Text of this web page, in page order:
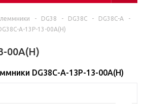
- DG38 - DG38C - DG38C-A
-
A-13P-13-00A(H)
00A(H)
DG38C-A-13P-13-00A(H)